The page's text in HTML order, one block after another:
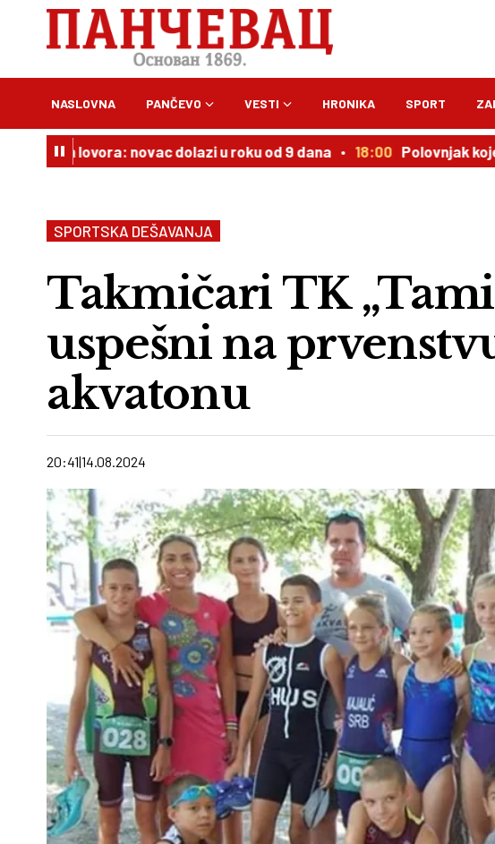
NASLOVNA PANČEVO VESTI HRONIKA SPORT
lovora: novac dolazi u roku od 9 dana 18:00 Polovnjak kojem
SPORTSKA DEŠAVANJA
Takmičari TK
uspešni na
akvatonu
20:41 14.08.2024